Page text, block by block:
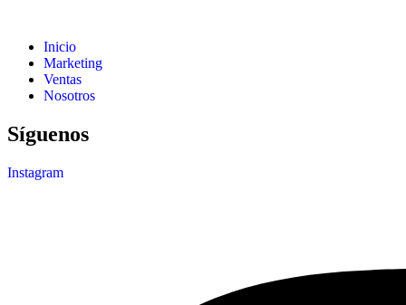
Inicio
Marketing
Ventas
Nosotros
Síguenos
Instagram